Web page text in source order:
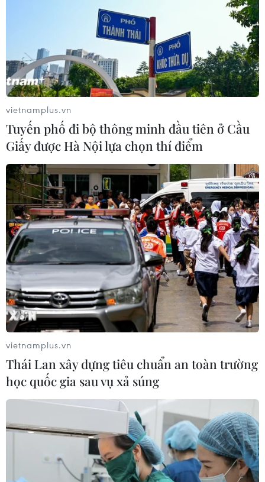
ngừa COVID-19 cho các nước
Theo tờ Washington Post và New York Times, Tổng thống
Biden sẽ đưa ra thông báo chính thức về kế hoạch mua
500 triệu liều vaccine ngừa COVID-19 để phân phối cho
các nước trong hội nghị của Nhóm G7.
Campuchia hoàn tất tiêm ngừa COVID-19
ở thủ đô vào ngày 8/7
Theo chỉ đạo của Thủ tướng Hun Sen, sau khi hoàn tất
tiêm tại Phnom Penh cần đưa vaccine về các tỉnh khác
để giúp tất cả các công dân của Campuchia thoát khỏi
nguy cơ mắc COVID-19.
vietnamplus.vn
Tuyến phố đi bộ thông minh đầu tiên ở Cầu
Giấy được Hà Nội lựa chọn thí điểm
vietnamplus.vn
Thái Lan xây dựng tiêu chuẩn an toàn trường
học quốc gia sau vụ xả súng